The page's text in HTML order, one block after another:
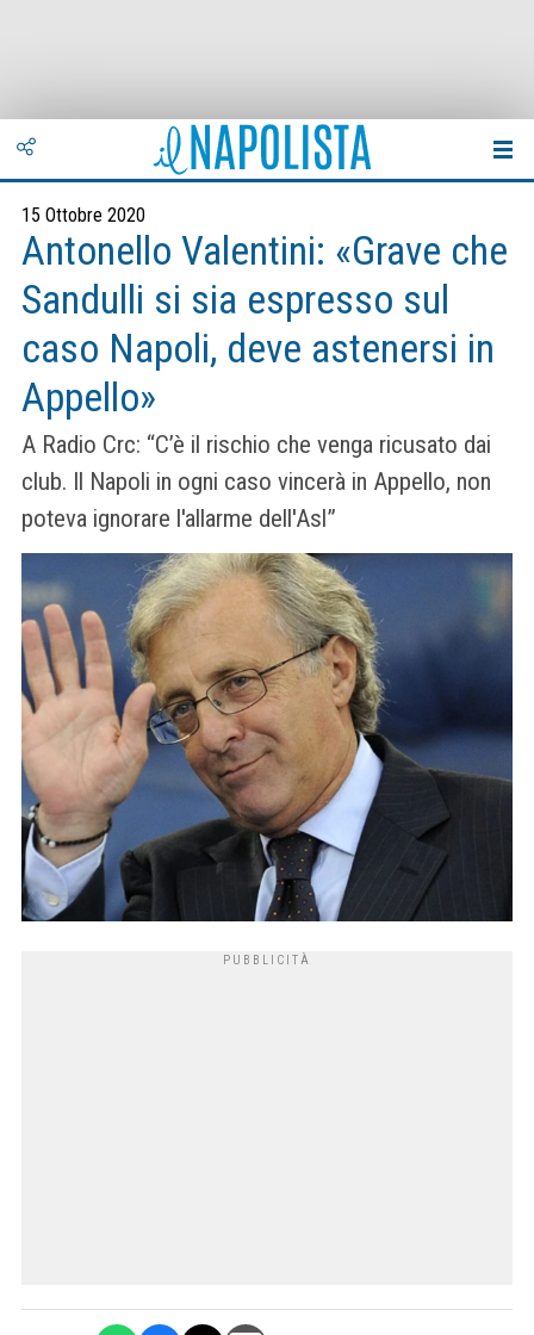
15 Ottobre 2020
Antonello Valentini: «Grave che
Sandulli si sia espresso sul
caso Napoli, deve astenersi in
Appello»
A Radio Crc: “C’è il rischio che venga ricusato dai
club. Il Napoli in ogni caso vincerà in Appello, non
poteva ignorare l'allarme dell'Asl”